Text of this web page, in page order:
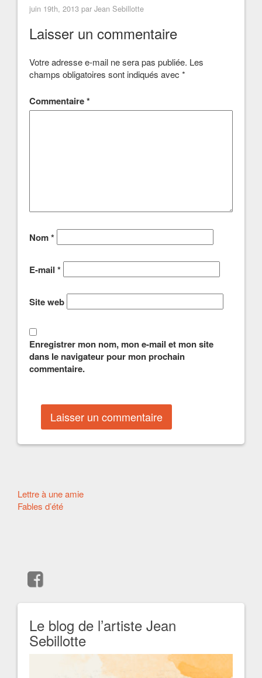
juin 19th, 2013 par Jean Sebillotte
Laisser un commentaire
Votre adresse e-mail ne sera pas publiée. Les
champs obligatoires sont indiqués avec *
Commentaire*
Nom*
E-mail *
Site web
Enregistrer mon nom, mon e-mail et mon site
dans le navigateur pour mon prochain
commentaire.
Autres
articles
Lettre à une amie
Fables d’été
Le blog de l’artiste Jean
Sebillotte